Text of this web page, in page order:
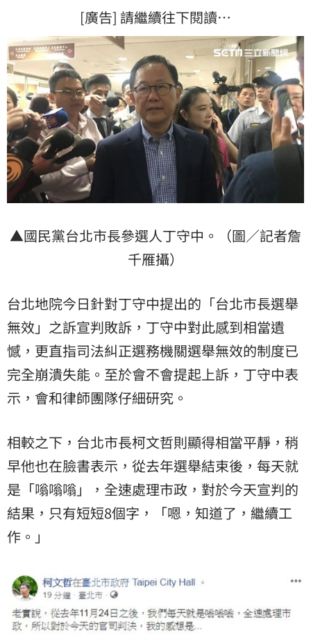
[廣告] 請繼續往下閱讀…
▲國民黨台北市長參選人丁守中。（圖／記者詹
千雁攝）
台北地院今日針對丁守中提出的「台北市長選舉
無效」之訴宣判敗訴，丁守中對此感到相當遺
憾，更直指司法糾正選務機關選舉無效的制度已
完全崩潰失能。至於會不會提起上訴，丁守中表
示，會和律師團隊仔細研究。
相較之下，台北市長柯文哲則顯得相當平靜，稍
早他也在臉書表示，從去年選舉結束後，每天就
是「嗡嗡嗡」，全速處理市政，對於今天宣判的
結果，只有短短8個字，「嗯，知道了，繼續工
作。」